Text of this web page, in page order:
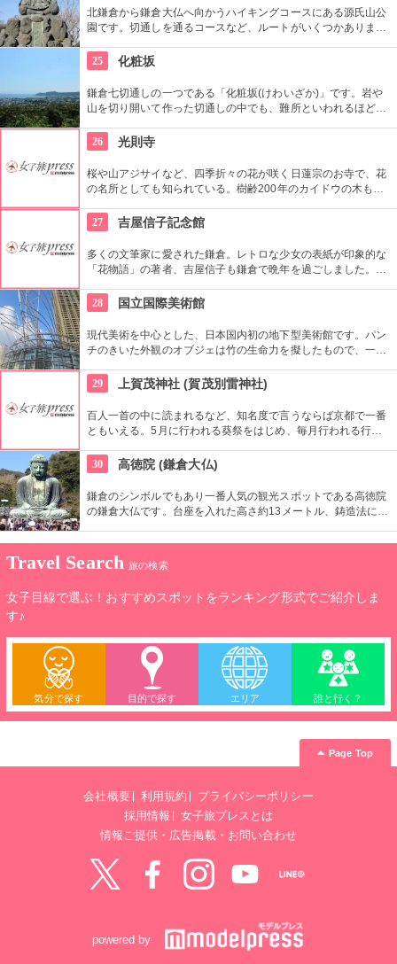
北鎌倉から鎌倉大仏へ向かうハイキングコースにある源氏山公
園です。切通しを通るコースなど、ルートがいくつかありま
い道を登る場合も。公園中央の頼朝像がシンボルです。
25 化粧坂
鎌倉七切通しの一つである「化粧坂(けわいざか)」です。岩や
山を切り開いて作った切通しの中でも、難所といわれるほど化
で、ヒールやブーツは厳禁です！頂上の源氏山公園にシートを
ひいてお弁当を食べるのもお勧めです。
26 光則寺
桜や山アジサイなど、四季折々の花が咲く日蓮宗のお寺で、花
の名所としても知られている。樹齢200年のカイドウの木も境
た土牢も残されており、歴史を感じさせるものがある。
27 吉屋信子記念館
多くの文筆家に愛された鎌倉。レトロな少女の表紙が印象的な
「花物語」の著者、吉屋信子も鎌倉で晩年を過ごしました。近
います。代表作の「女人平家」や「源氏物語」など直筆原稿な
ど貴重な資料を見ることができます。
28 国立国際美術館
現代美術を中心とした、日本国内初の地下型美術館です。パン
チのきいた外観のオブジェは竹の生命力を擬したもので、一度
画展も行われていますが、地下1階のパブリックゾーンでは無
料でアートを楽しむことができます。
29 上賀茂神社 (賀茂別雷神社)
百人一首の中に読まれるなど、知名度で言うならば京都で一番
ともいえる。5月に行われる葵祭をはじめ、毎月行われる行事
き場所である。
30 高徳院 (鎌倉大仏)
鎌倉のシンボルでもあり一番人気の観光スポットである高徳院
の鎌倉大仏です。台座を入れた高さ約13メートル、鋳造法によ
師による作品だと言われていますが、残念ながら真相は不明で
す。大仏の中に入れる胎内めぐりもお勧めです！
Travel Search 旅の検索
女子目線で選ぶ！おすすめスポットをランキング形式でご紹介しま
す♪
気分で探す 目的で探す エリア 誰と行く？
Page Top
会社概要 利用規約
プライバシーポリシー
採用情報
女子旅プレスとは
情報ご提供・広告掲載・お問い合わせ
powered by